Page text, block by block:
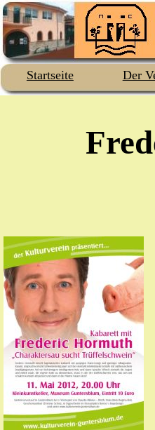
Startseite Der